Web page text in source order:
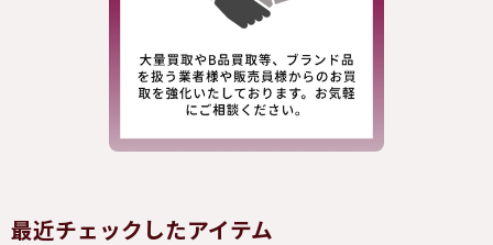
最近チェックしたアイテム